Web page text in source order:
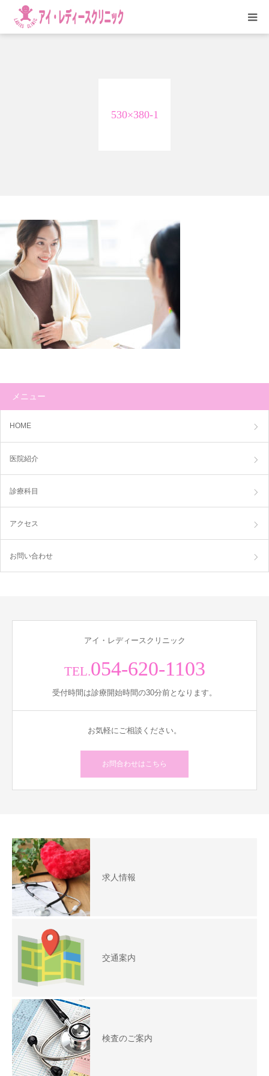
530×380-1
メニュー
HOME
医院紹介
診療科目
アクセス
お問い合わせ
アイ・レディースクリニック
TEL.054-620-1103
受付時間は診療開始時間の30分前となります。
お気軽にご相談ください。
お問合わせはこちら
求人情報
交通案内
検査のご案内